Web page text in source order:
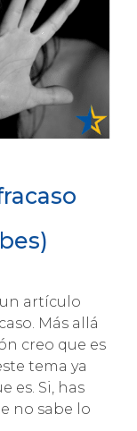
artículo
Más allá
creo que es
tema ya
es. Si, has
no sabe lo